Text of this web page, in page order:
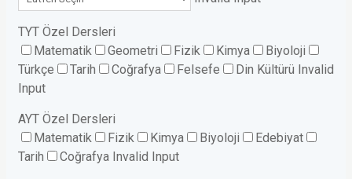
TYT Özel Dersleri
Matematik
Geometri Fizik Kimya
Biyoloji
Türkçe
Tarih Coğrafya Felsefe Din Kültürü Invalid
Input
AYT Özel Dersleri
Matematik
Fizik Kimya Biyoloji
Edebiyat
Tarih
Coğrafya Invalid Input